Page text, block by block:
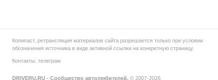
Копипаст, ретрансляция материалов сайта разрешается только при условии
обозначения источника в виде активной ссылки на конкретную страницу.
Контакты: телеграм
DRIVERU.RU - Сообщество автолюбителей. © 2007-2026